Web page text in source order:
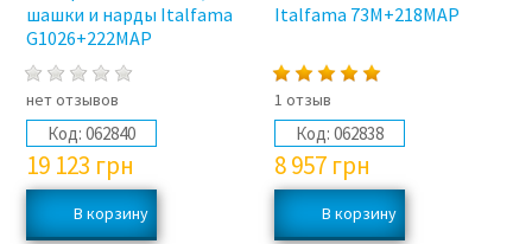
шашки и нарды Italfama
G1026+222MAP
нет отзывов
Код: 062840
19 123 грн
Italfama 73M+218MAP
1 отзыв
Код: 062838
8 957 грн